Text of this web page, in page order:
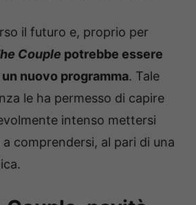
il futuro e, proprio per
Couple potrebbe essere
nuovo programma. Tale
le ha permesso di capire
intenso mettersi
comprendersi, al pari di una